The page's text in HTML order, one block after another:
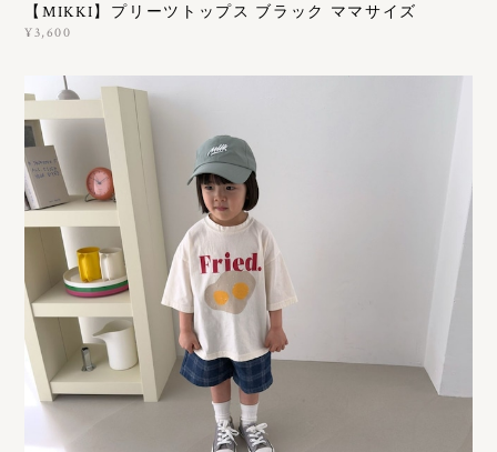
【MIKKI】プリーツトップス ブラック ママサイズ
¥3,600